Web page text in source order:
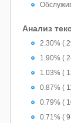
Анализ
2.30% (
1.90% (
1.03% (
0.87% (
0.79% (
0.71% ( 9